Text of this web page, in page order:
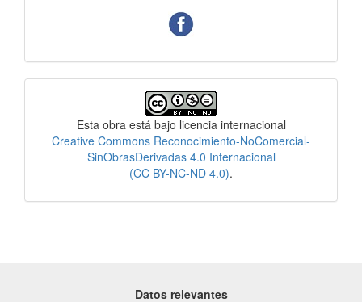
Esta obra está bajo licencia internacional
Creative Commons Reconocimiento-NoComercial-
SinObrasDerivadas 4.0 Internacional
(CC BY-NC-ND 4.0).
Datos relevantes